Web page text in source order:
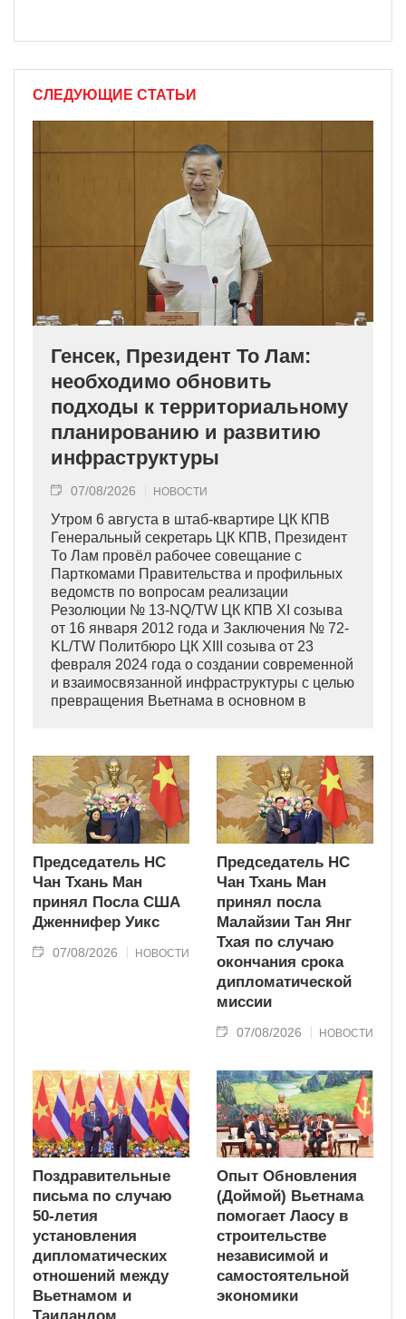
СЛЕДУЮЩИЕ СТАТЬИ
Генсек, Президент То Лам:
необходимо обновить
подходы к территориальному
планированию и развитию
инфраструктуры
07/08/2026 НОВОСТИ
Утром 6 августа в штаб-квартире ЦК КПВ
Генеральный секретарь ЦК КПВ, Президент
То Лам провёл рабочее совещание с
Парткомами Правительства и профильных
ведомств по вопросам реализации
Резолюции № 13-NQ/TW ЦК КПВ XI созыва
от 16 января 2012 года и Заключения № 72-
KL/TW Политбюро ЦК XIII созыва от 23
февраля 2024 года о создании современной
и взаимосвязанной инфраструктуры с целью
превращения Вьетнама в основном в
Председатель НС
Чан Тхань Ман
принял Посла США
Дженнифер Уикс
07/08/2026 НОВОСТИ
Председатель НС
Чан Тхань Ман
принял посла
Малайзии Тан Янг
Тхая по случаю
окончания срока
дипломатической
миссии
07/08/2026 НОВОСТИ
Поздравительные
письма по случаю
50-летия
установления
дипломатических
отношений между
Вьетнамом и
Опыт Обновления
(Доймой) Вьетнама
помогает Лаосу в
строительстве
независимой и
самостоятельной
экономики